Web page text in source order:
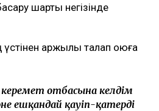
шарты негізінде
қаржылық талап қоюға
керемет отбасына келдім
ешқандай қауіп-қатерді